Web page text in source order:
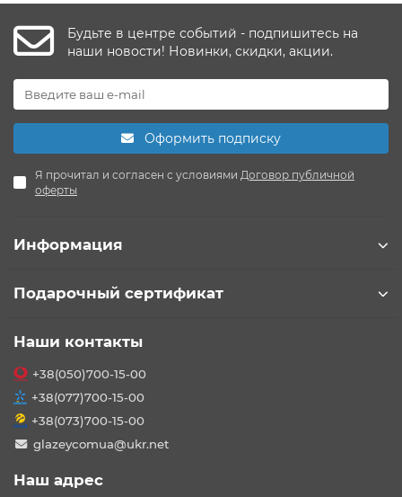
Будьте в центре событий - подпишитесь на
наши новости! Новинки, скидки, акции.
Оформить подписку
Я прочитал и согласен с условиями Договор публичной
оферты
Информация
Подарочный сертификат
Наши контакты
+38(050)700-15-00
+38(077)700-15-00
+38(073)700-15-00
glazeycomua@ukr.net
Наш адрес